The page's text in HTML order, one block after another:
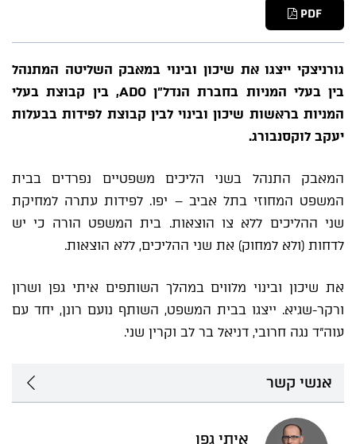
PDF
גורניצקי ייצגו את שיכון ובינוי במאבק השליטה המתנהל
בין בעלי המניות בחברת הנדל"ן ADO, בין קבוצת בעלי
המניות בראשות שיכון ובינוי לבין קבוצת לפידות בבעלות
יעקב לוקסנבורג.
המאבק התנהל בשני הליכים משפטיים נפרדים בבית
המשפט המחוזי בתל אביב – יפו. לפידות עתרה למחיקת
שני ההליכים ללא צו הוצאות. בית המשפט הורה כי יש
לדחות (ולא למחוק) את שני ההליכים, ללא הוצאות.
את שיכון ובינוי מלווים במהלך השותפים איתי גפן ושרון
ורקר-שגיא. ייצגו בבית המשפט, השותף נועם רונן, יחד עם
עוה"ד נגה חרובי, דניאל בר לב וקרין שני.
אנשי קשר
איתי גפן